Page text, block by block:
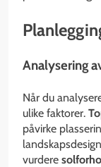
Analysering
Når du
ulike faktorer.
påvirke
vurdere